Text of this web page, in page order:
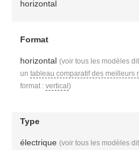
horizontal
Format
horizontal (voir tous les modèles
un tableau comparatif des meilleurs
format : vertical )
Type
électrique (voir tous les modèles